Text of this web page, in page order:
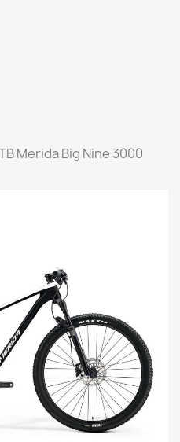
Merida Big Nine 3000